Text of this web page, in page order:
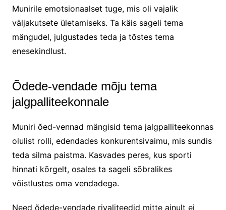
Munirile emotsionaalset tuge, mis oli vajalik
väljakutsete ületamiseks. Ta käis sageli tema
mängudel, julgustades teda ja tõstes tema
enesekindlust.
Õdede-vendade mõju tema
jalgpalliteekonnale
Muniri õed-vennad mängisid tema jalgpalliteekonnas
olulist rolli, edendades konkurentsivaimu, mis sundis
teda silma paistma. Kasvades peres, kus sporti
hinnati kõrgelt, osales ta sageli sõbralikes
võistlustes oma vendadega.
Need õdede-vendade rivaliteedid mitte ainult ei